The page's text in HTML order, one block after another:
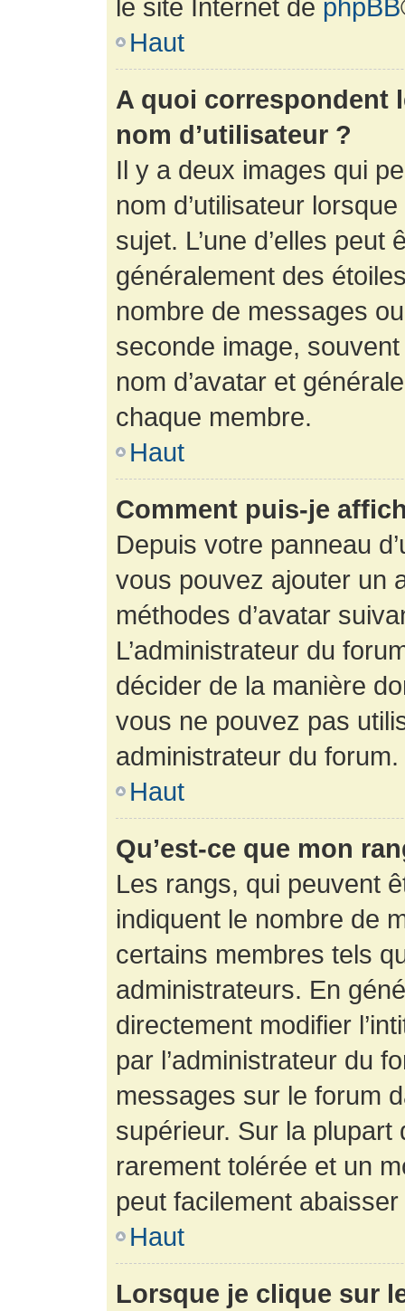
le site Internet de phpBB
Haut
A quoi correspondent
nom d’utilisateur ?
Il y a deux images qui
nom d’utilisateur
sujet. L’une d’elles
généralement des
nombre de messages
seconde image,
nom d’avatar et
chaque membre.
Haut
Comment puis-je
Depuis votre panneau
vous pouvez ajouter un
méthodes d’avatar
L’administrateur du
décider de la manière
vous ne pouvez pas
administrateur du forum.
Haut
Qu’est-ce que mon
Les rangs, qui peuvent
indiquent le nombre de
certains membres tels
administrateurs. En
directement modifier
par l’administrateur du
messages sur le forum
supérieur. Sur la
rarement tolérée et un
peut facilement
Haut
Lorsque je clique sur